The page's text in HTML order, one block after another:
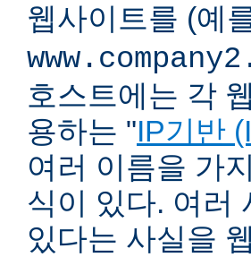
웹사이트를 (예
호스트에는 각
용하는 "IP기반
여러 이름을 가
식이 있다. 여러
있다는 사실을